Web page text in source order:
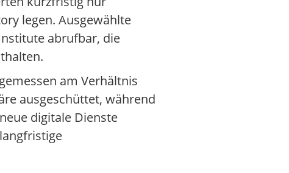
legen. Ausgewählte
abrufbar, die
am Verhältnis
ausgeschüttet, während
digitale Dienste